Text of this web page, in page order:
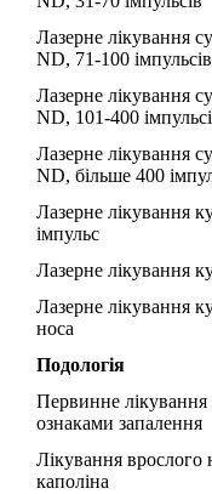
Лазерне лікування
ND, 71-100 імпульсів
Лазерне лікування
ND, 101-400
Лазерне лікування
ND, більше 400
Лазерне лікування
імпульс
Лазерне лікування
Лазерне лікування
носа
Подологія
Первинне лікування
ознаками запалення
Лікування врослого
каполіна